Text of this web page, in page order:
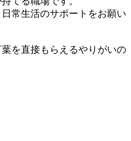
常生活のサポートをお願い
を直接もらえるやりがいの